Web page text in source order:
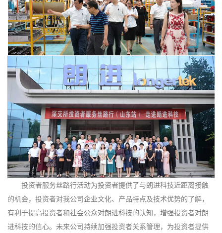
投资者服务丝路行活动为投资者提供了与朗进科技近距离接触
的机会，投资者对我公司企业文化、产品特点及技术优势的了解，
有利于提高投资者和社会公众对朗进科技的认知，增强投资者对朗
进科技的信心。未来公司持续加强投资者关系管理，为投资者提供